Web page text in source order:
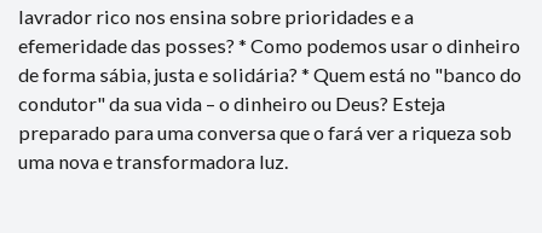
lavrador rico nos ensina sobre prioridades e a
efemeridade das posses? * Como podemos usar o dinheiro
de forma sábia, justa e solidária? * Quem está no "banco do
condutor" da sua vida – o dinheiro ou Deus? Esteja
preparado para uma conversa que o fará ver a riqueza sob
uma nova e transformadora luz.